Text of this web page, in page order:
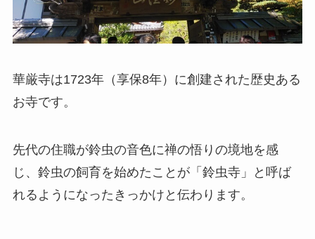
華厳寺は1723年（享保8年）に創建された歴史ある
お寺です。
先代の住職が鈴虫の音色に禅の悟りの境地を感
じ、鈴虫の飼育を始めたことが「鈴虫寺」と呼ば
れるようになったきっかけと伝わります。